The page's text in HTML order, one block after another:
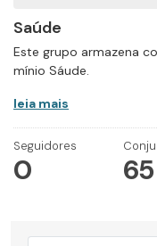
Saúde
Este grupo armazena
mínio Sáude.
leia mais
Seguidores
0 65